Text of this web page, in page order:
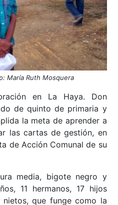
María Ruth Mosquera
en La Haya. Don
de quinto de primaria y
la meta de aprender a
las cartas de gestión, en
de Acción Comunal de su
media, bigote negro y
11 hermanos, 17 hijos
que funge como la